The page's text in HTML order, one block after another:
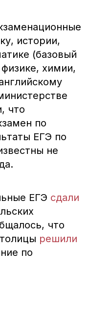
истории,
(базовый
химии,
что
по
ЕГЭ по
не
ЕГЭ сдали
что
решили
по